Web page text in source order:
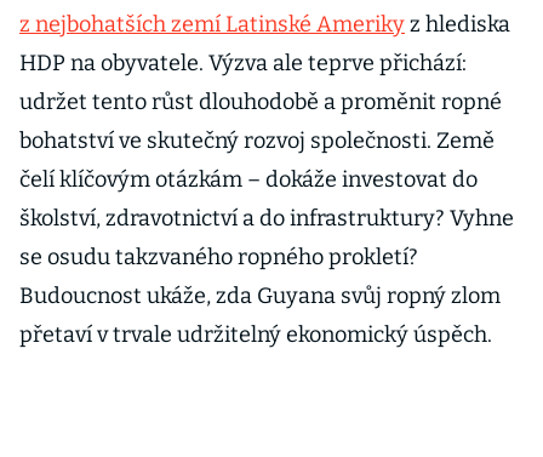
z nejbohatších zemí Latinské Amerikyz hlediska
HDP na obyvatele. Výzva ale teprve přichází:
udržet tento růst dlouhodobě a proměnit ropné
bohatství ve skutečný rozvoj společnosti. Země
čelí klíčovým otázkám – dokáže investovat do
školství, zdravotnictví a do infrastruktury? Vyhne
se osudu takzvaného ropného prokletí?
Budoucnost ukáže, zda Guyana svůj ropný zlom
přetaví v trvale udržitelný ekonomický úspěch.